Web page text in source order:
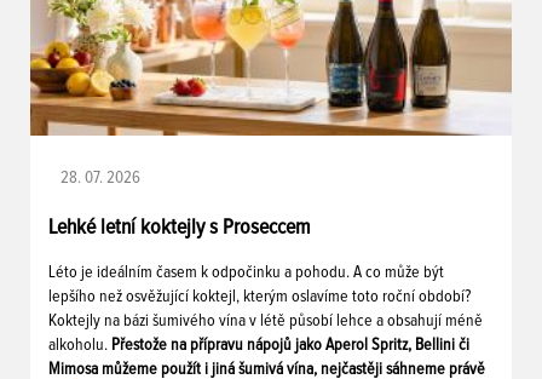
28. 07. 2026
Lehké letní koktejly s Proseccem
Léto je ideálním časem k odpočinku a pohodu. A co může být
lepšího než osvěžující koktejl, kterým oslavíme toto roční období?
Koktejly na bázi šumivého vína v létě působí lehce a obsahují méně
alkoholu. Přestože na přípravu nápojů jako Aperol Spritz, Bellini či
Mimosa můžeme použít i jiná šumivá vína, nejčastěji sáhneme právě